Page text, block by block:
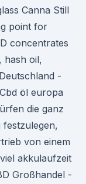
Canna Still
point for
concentrates
hash oil,
-
öl europa
die ganz
festzulegen,
von einem
akkulaufzeit
Großhandel -